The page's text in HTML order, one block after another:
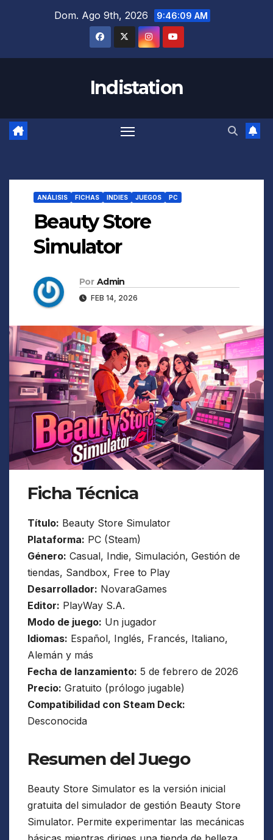
Dom. Ago 9th, 2026 9:46:10 AM
Indistation
ANÁLISIS FICHAS INDIES JUEGOS PC
Beauty Store
Simulator
Por Admin
FEB 14, 2026
Ficha Técnica
Título: Beauty Store Simulator
Plataforma: PC (Steam)
Género: Casual, Indie, Simulación, Gestión de
tiendas, Sandbox, Free to Play
Desarrollador: NovaraGames
Editor: PlayWay S.A.
Modo de juego: Un jugador
Idiomas: Español, Inglés, Francés, Italiano,
Alemán y más
Fecha de lanzamiento: 5 de febrero de 2026
Precio: Gratuito (prólogo jugable)
Compatibilidad con Steam Deck:
Desconocida
Resumen del Juego
Beauty Store Simulator es la versión inicial
gratuita del simulador de gestión Beauty Store
Simulator. Permite experimentar las mecánicas